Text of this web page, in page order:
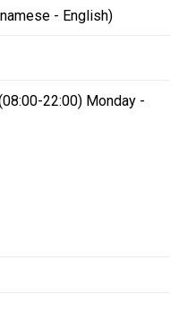
- English)
22:00) Monday -